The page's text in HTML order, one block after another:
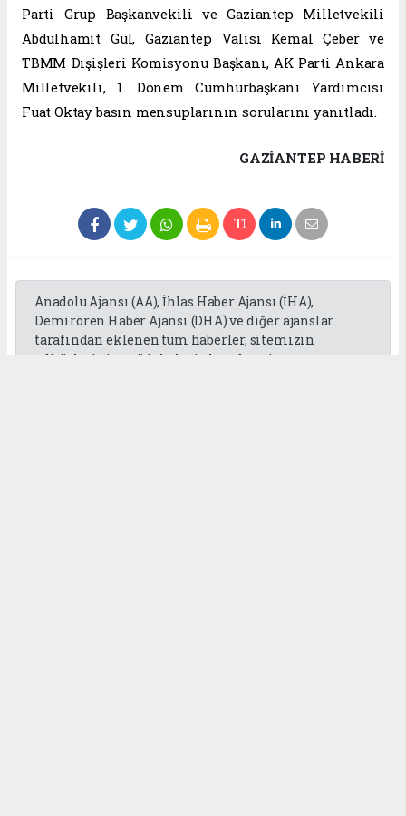
Parti Grup Başkanvekili ve Gaziantep Milletvekili
Abdulhamit Gül, Gaziantep Valisi Kemal Çeber ve
TBMM Dışişleri Komisyonu Başkanı, AK Parti Ankara
Milletvekili, 1. Dönem Cumhurbaşkanı Yardımcısı
Fuat Oktay basın mensuplarının sorularını yanıtladı.
GAZIANTEP HABERİ
Anadolu Ajansı (AA), İhlas Haber Ajansı (İHA),
Demirören Haber Ajansı (DHA) ve diğer ajanslar
tarafından eklenen tüm haberler, sitemizin
editörlerinin müdahalesi olmadan ajans